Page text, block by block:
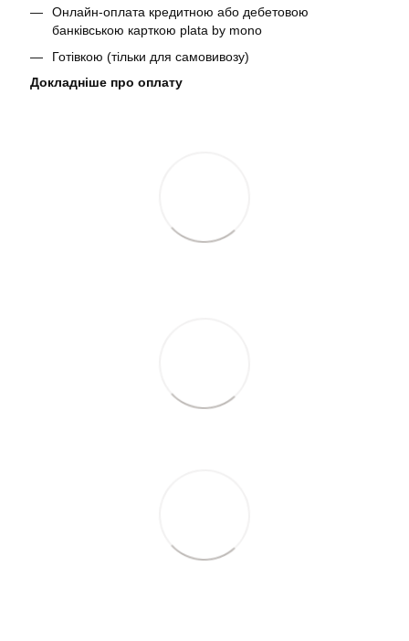
Онлайн-оплата кредитною або дебетовою
банківською карткою plata by mono
Готівкою (тільки для самовивозу)
Докладніше про оплату